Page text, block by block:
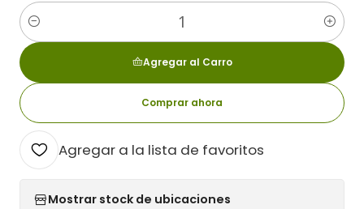
Cantidad
Agregar al Carro
Comprar ahora
Agregar a la lista de favoritos
Mostrar stock de ubicaciones